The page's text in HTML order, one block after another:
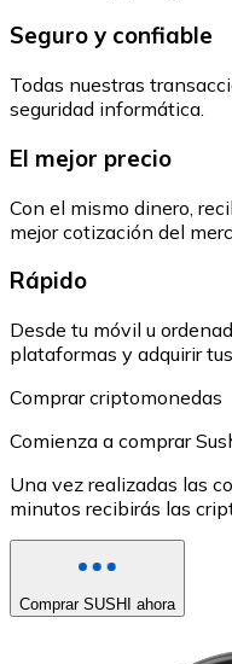
Seguro y confiable
Todas nuestras
seguridad informática.
El mejor precio
Con el mismo dinero,
mejor cotización del
Rápido
Desde tu móvil u
plataformas y adquirir
Comprar criptomonedas
Comienza a comprar
Una vez realizadas las
minutos recibirás las
Comprar SUSHI ahora